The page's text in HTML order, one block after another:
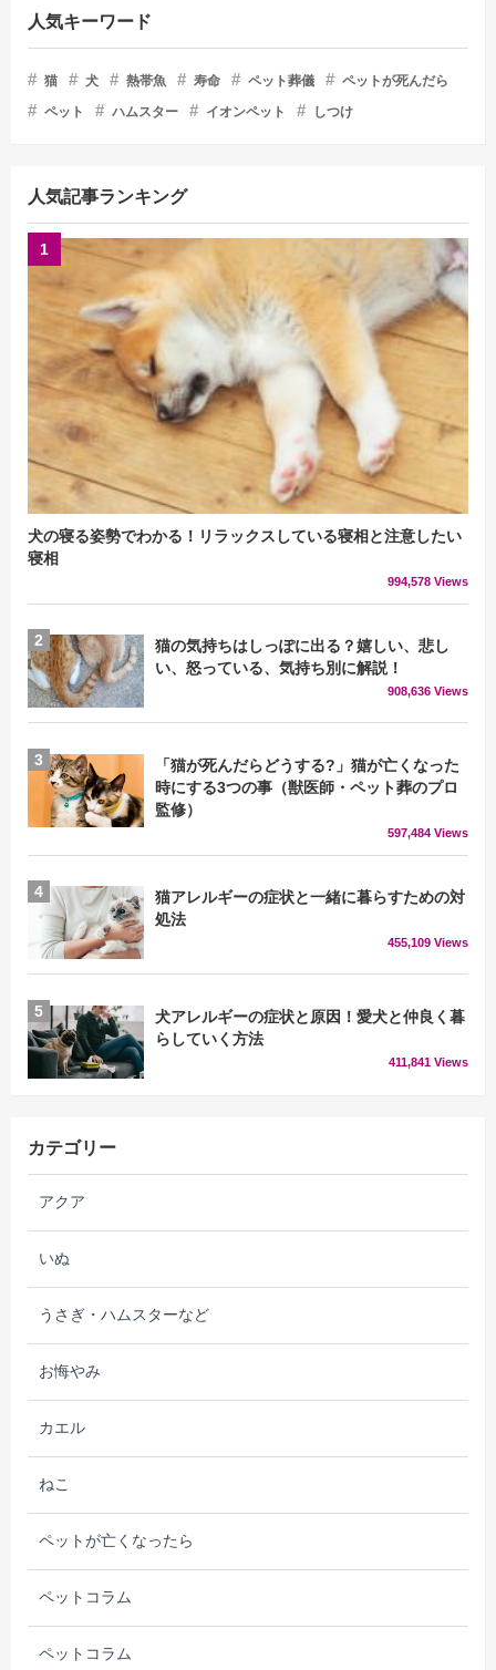
人気キーワード
猫 犬 熱帯魚 寿命 ペット葬儀
ペットが死んだら
ペット
ハムスター イオンペット しつけ
人気記事ランキング
犬の寝る姿勢でわかる！リラックスしている寝相と注意したい
寝相
994,578 Views
猫の気持ちはしっぽに出る？嬉しい、悲し
い、怒っている、気持ち別に解説！
908,636 Views
「猫が死んだらどうする?」猫が亡くなった
時にする3つの事（獣医師・ペット葬のプロ
監修）
597,484 Views
猫アレルギーの症状と一緒に暮らすための対
処法
455,109 Views
犬アレルギーの症状と原因！愛犬と仲良く暮
らしていく方法
411,841 Views
カテゴリー
アクア
いぬ
うさぎ・ハムスターなど
お悔やみ
カエル
ねこ
ペットが亡くなったら
ペットコラム
ペットコラム